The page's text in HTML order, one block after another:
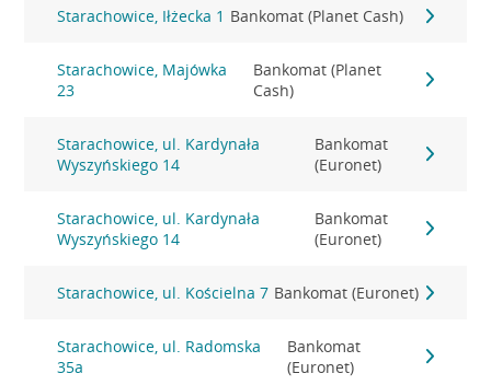
Starachowice, Iłżecka 1 Bankomat (Planet Cash)
Starachowice, Majówka
23
Bankomat (Planet
Cash)
Starachowice, ul. Kardynała
Wyszyńskiego 14
Bankomat
(Euronet)
Starachowice, ul. Kardynała
Wyszyńskiego 14
Bankomat
(Euronet)
Starachowice, ul. Kościelna 7 Bankomat (Euronet)
Starachowice, ul. Radomska
35a
Bankomat
(Euronet)